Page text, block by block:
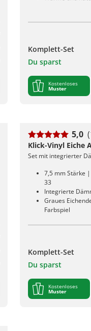
Komplett-Set
Du sparst
Kostenloses
Muster
5,0
Klick-Vinyl Eiche
Set mit integrierter
7,5 mm Stärke
33
Integrierte
Graues
Farbspiel
Komplett-Set
Du sparst
Kostenloses
Muster